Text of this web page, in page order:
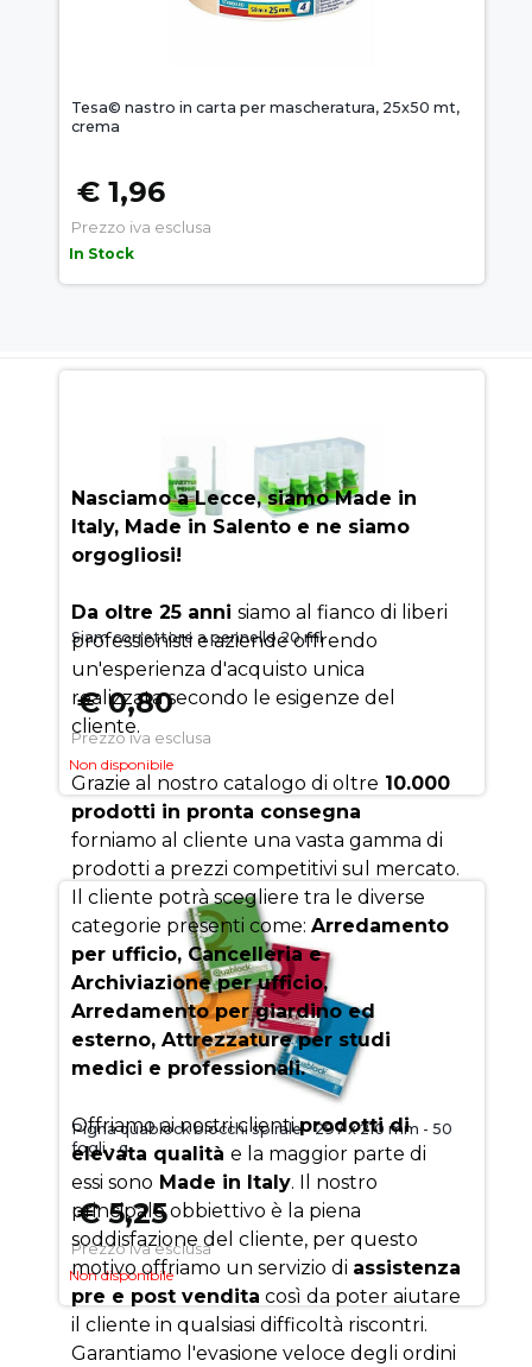
Tesa© nastro in carta per mascheratura, 25x50 mt,
crema
€ 1,96
Prezzo iva esclusa
In Stock
Siam correttore a pennello 20 ml
€ 0,80
Prezzo iva esclusa
Non disponibile
Pigna quablock blocchi spirale - 297 x 210 mm - 50
fogli - q
€ 5,25
Prezzo iva esclusa
Non disponibile
SUCCESSO
Nasciamo a Lecce, siamo Made in
Italy, Made in Salento e ne siamo
orgogliosi!
Da oltre 25 anni siamo al fianco di liberi
professionisti e aziende offrendo
un'esperienza d'acquisto unica
realizzata secondo le esigenze del
cliente.
Grazie al nostro catalogo di oltre 10.000
prodotti in pronta consegna
forniamo al cliente una vasta gamma di
prodotti a prezzi competitivi sul mercato.
Il cliente potrà scegliere tra le diverse
categorie presenti come: Arredamento
per ufficio, Cancelleria e
Archiviazione per ufficio,
Arredamento per giardino ed
esterno, Attrezzature per studi
medici e professionali.
Offriamo ai nostri clientiprodotti di
elevata qualità e la maggior parte di
essi sono Made in Italy. Il nostro
principale obbiettivo è la piena
soddisfazione del cliente, per questo
motivo offriamo un servizio di assistenza
pre e post vendita così da poter aiutare
il cliente in qualsiasi difficoltà riscontri.
Garantiamo l'evasione veloce degli ordini